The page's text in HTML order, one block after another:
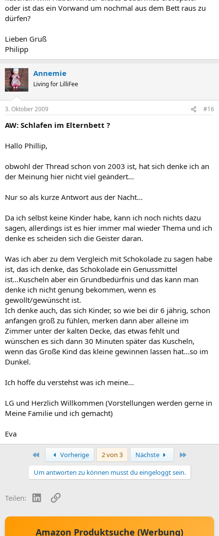
oder ist das ein Vorwand um nochmal aus dem Bett raus zu
dürfen?
Lieben Gruß
Philipp
Annemie
Living for LilliFee
3. Oktober 2009 #16
AW: Schlafen im Elternbett ?
Hallo Phillip,
obwohl der Thread schon von 2003 ist, hat sich denke ich an
der Meinung hier nicht viel geändert...
Nur so als kurze Antwort aus der Nacht...
Da ich selbst keine Kinder habe, kann ich noch nichts dazu
sagen, allerdings ist es hier immer mal wieder Thema und ich
denke es scheiden sich die Geister daran.
Was ich aber zu dem Vergleich mit Schokolade zu sagen habe
ist, das ich denke, das Schokolade ein Genussmittel
ist...Kuscheln aber ein Grundbedürfnis und das kann man
denke ich nicht genung bekommen, wenn es
gewollt/gewünscht ist.
Ich denke auch, das sich Kinder, so wie bei dir 6 jährig, schon
anfangen groß zu fühlen, merken dann aber alleine im
Zimmer unter der kalten Decke, das etwas fehlt und
wünschen es sich dann 30 Minuten später das Kuscheln,
wenn das Große Kind das kleine gewinnen lassen hat...so im
Dunkel.
Ich hoffe du verstehst was ich meine...
LG und Herzlich Willkommen (Vorstellungen werden gerne in
Meine Familie und ich gemacht)
Eva
Erste Vorherige 2 von 3 Nächste
Um antworten zu können musst du eingeloggt sein.
Teilen: LinkedInLink
Amazon Produktsuche (Werbung)